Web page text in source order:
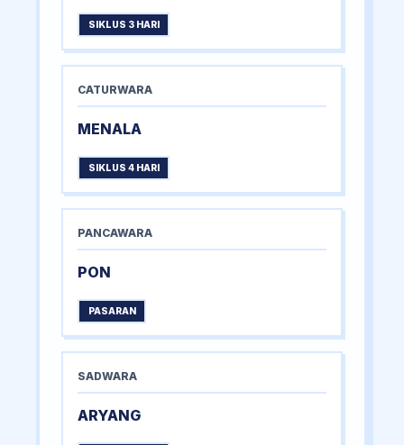
SIKLUS 3 HARI
CATURWARA
MENALA
SIKLUS 4 HARI
PANCAWARA
PON
PASARAN
SADWARA
ARYANG